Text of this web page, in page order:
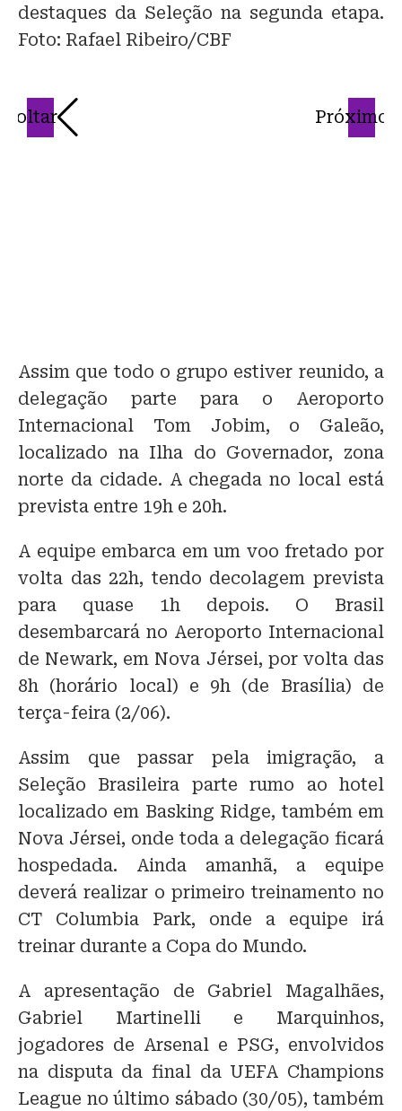
destaques da Seleção na segunda etapa.
Foto: Rafael Ribeiro/CBF
Voltar Próximo
Assim que todo o grupo estiver reunido, a
delegação parte para o Aeroporto
Internacional Tom Jobim, o Galeão,
localizado na Ilha do Governador, zona
norte da cidade. A chegada no local está
prevista entre 19h e 20h.
A equipe embarca em um voo fretado por
volta das 22h, tendo decolagem prevista
para quase 1h depois. O Brasil
desembarcará no Aeroporto Internacional
de Newark, em Nova Jérsei, por volta das
8h (horário local) e 9h (de Brasília) de
terça-feira (2/06).
Assim que passar pela imigração, a
Seleção Brasileira parte rumo ao hotel
localizado em Basking Ridge, também em
Nova Jérsei, onde toda a delegação ficará
hospedada. Ainda amanhã, a equipe
deverá realizar o primeiro treinamento no
CT Columbia Park, onde a equipe irá
treinar durante a Copa do Mundo.
A apresentação de Gabriel Magalhães,
Gabriel Martinelli e Marquinhos,
jogadores de Arsenal e PSG, envolvidos
na disputa da final da UEFA Champions
League no último sábado (30/05), também